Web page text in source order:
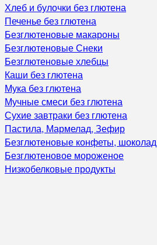
Хлеб и булочки без глютена
Печенье без глютена
Безглютеновые макароны
Безглютеновые Снеки
Безглютеновые хлебцы
Каши без глютена
Мука без глютена
Мучные смеси без глютена
Сухие завтраки без глютена
Пастила, Мармелад, Зефир
Безглютеновые конфеты, шоколад
Безглютеновое мороженое
Низкобелковые продукты